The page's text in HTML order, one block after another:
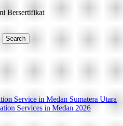
Bersertifikat
Service in Medan Sumatera Utara
Services in Medan 2026